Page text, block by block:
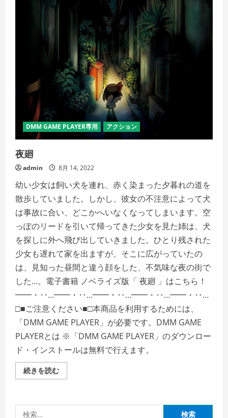
DMM GAME PLAYER専用 アクション
夜廻
admin 8月 14, 2022
幼い少女は飼い犬を連れ、赤く染まった夕暮れの道を
散歩していました。しかし、彼女の不注意によって犬
は事故に合い、どこかへいなくなってしまいます。空
っぽのリードを引いて帰ってきた少女を見た姉は、犬
を探しに外へ飛び出していきました。ひとり残された
少女も遅れて家を出ますが、そこに広がっていたの
は、見知った昼間と違う顔をした、不気味な夜の街で
した…。電子書籍 ノベライズ版「 夜廻 」はこちら！
━━・‥…━━・‥…━━・‥…━━・‥…━━・‥…
□■ご注意ください■□本商品を利用するためには、
「DMM GAME PLAYER」が必要です。DMM GAME
PLAYERとは ※「DMM GAME PLAYER」のダウンロー
ド・インストールは無料で行えます。
続きを読む夜
廻
を